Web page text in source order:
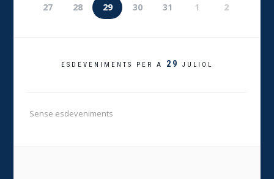
27 28 29 30 31 1 2
ESDEVENIMENTS PER A 29 JULIOL
Sense esdeveniments